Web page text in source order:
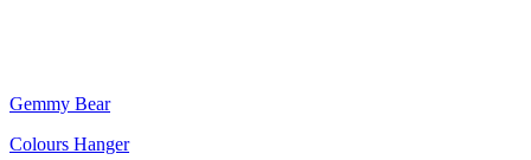
Gemmy Bear
Colours Hanger